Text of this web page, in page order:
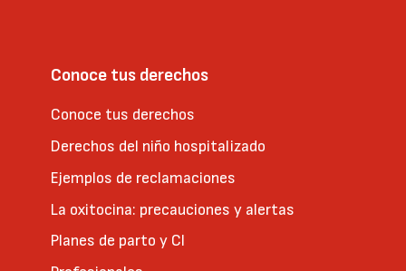
Conoce tus derechos
Conoce tus derechos
Derechos del niño hospitalizado
Ejemplos de reclamaciones
La oxitocina: precauciones y alertas
Planes de parto y CI